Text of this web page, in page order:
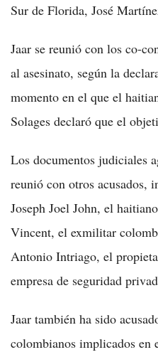
Sur de Florida, José
Jaar se reunió con los co-
al asesinato, según la
momento en el que el
Solages declaró que el
Los documentos judiciales
reunió con otros acusados,
Joseph Joel John, el
Vincent, el exmilitar
Antonio Intriago, el
empresa de seguridad
Jaar también ha sido
colombianos implicados en